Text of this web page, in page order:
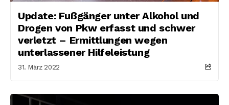
Update: Fußgänger unter Alkohol und
Drogen von Pkw erfasst und schwer
verletzt – Ermittlungen wegen
unterlassener Hilfeleistung
31. März 2022